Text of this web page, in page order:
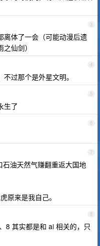
3
离体了一会（可能动漫后遗
仙剑）
4
过那个是外星文明。
5
生了
6
7
油天然气赚翻重返大国地
原来是我自己。
8
8 其实都是和 ai 相关的，只